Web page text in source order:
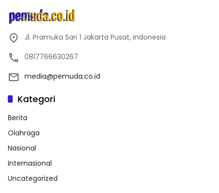
Jl. Pramuka Sari 1 Jakarta Pusat, Indonesia
0817766630267
media@pemuda.co.id
Kategori
Berita
Olahraga
Nasional
Internasional
Uncategorized